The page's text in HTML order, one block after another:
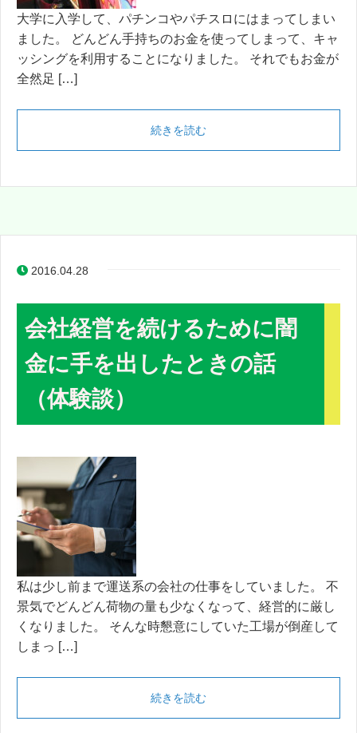
大学に入学して、パチンコやパチスロにはまってしまい
ました。 どんどん手持ちのお金を使ってしまって、キャ
ッシングを利用することになりました。 それでもお金が
全然足 […]
続きを読む
2016.04.28
会社経営を続けるために闇
金に手を出したときの話
（体験談）
私は少し前まで運送系の会社の仕事をしていました。 不
景気でどんどん荷物の量も少なくなって、経営的に厳し
くなりました。 そんな時懇意にしていた工場が倒産して
しまっ […]
続きを読む